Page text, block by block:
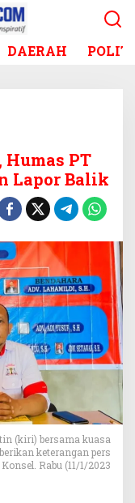
DAERAH
PT
Lapor Balik
(kiri) bersama kuasa
keterangan pers
Rabu (11/1/2023